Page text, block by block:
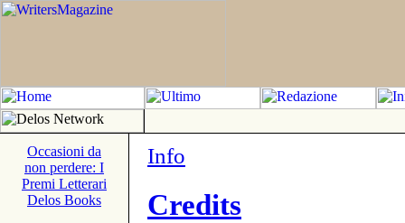
Occasioni da
non perdere: I
Premi Letterari
Delos Books
Info
Credits